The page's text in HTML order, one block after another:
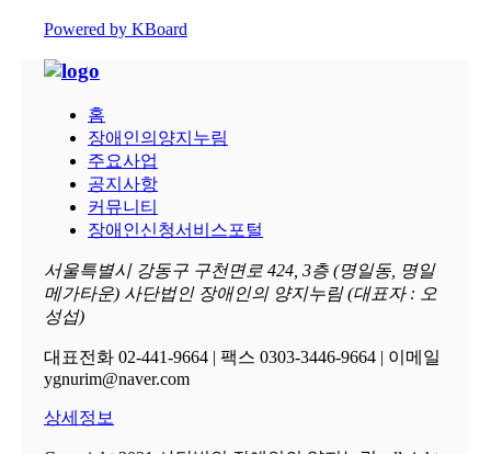
Powered by KBoard
홈
장애인의양지누림
주요사업
공지사항
커뮤니티
장애인신청서비스포털
서울특별시 강동구 구천면로 424, 3층 (명일동, 명일
메가타운) 사단법인 장애인의 양지누림 (대표자 : 오
성섭)
대표전화 02-441-9664 | 팩스 0303-3446-9664 | 이메일
ygnurim@naver.com
상세정보